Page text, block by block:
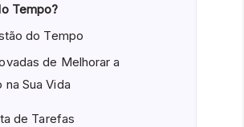
Tempo?
do Tempo
de Melhorar a
Sua Vida
de Tarefas